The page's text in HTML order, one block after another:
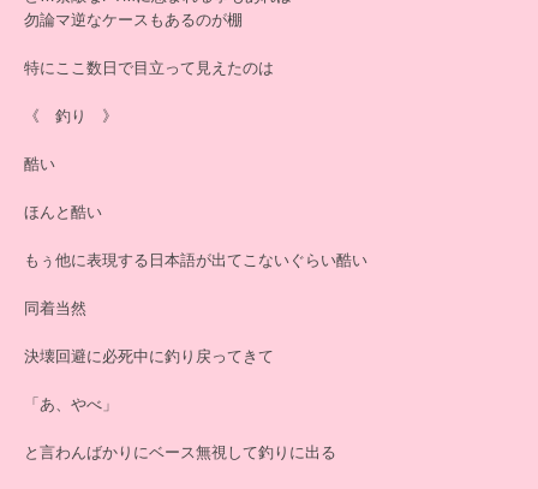
勿論マ逆なケースもあるのが棚
特にここ数日で目立って見えたのは
《 釣り 》
酷い
ほんと酷い
もぅ他に表現する日本語が出てこないぐらい酷い
同着当然
決壊回避に必死中に釣り戻ってきて
「あ、やべ」
と言わんばかりにベース無視して釣りに出る